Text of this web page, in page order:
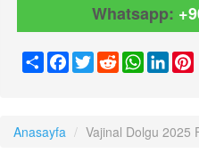
Whatsapp:
ShareFacebook
TwitterRedditWhatsApp
Anasayfa Vajinal Dolgu 2025